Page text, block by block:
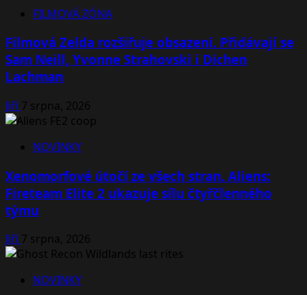
FILMOVÁ ZÓNA
Filmová Zelda rozšiřuje obsazení. Přidávají se
Sam Neill, Yvonne Strahovski i Dichen
Lachman
Jiří7 srpna, 2026
NOVINKY
Xenomorfové útočí ze všech stran. Aliens:
Fireteam Elite 2 ukazuje sílu čtyřčlenného
týmu
Jiří7 srpna, 2026
NOVINKY